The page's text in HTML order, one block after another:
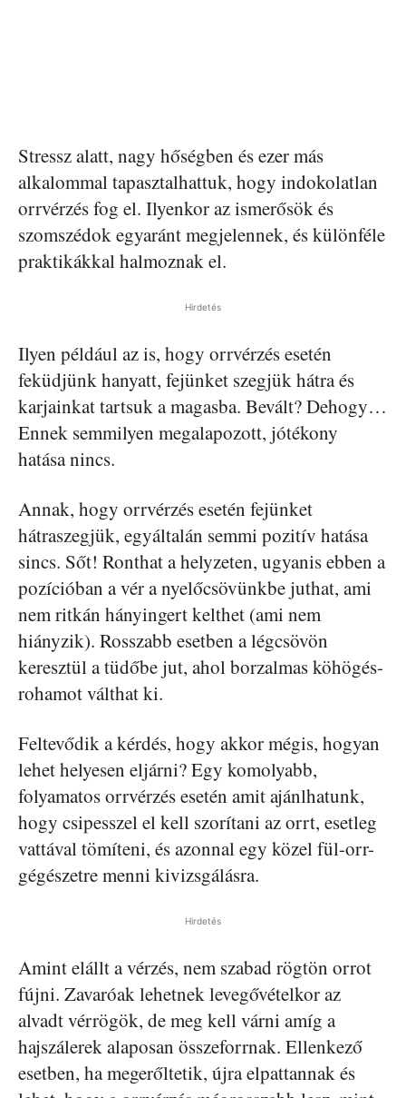
Stressz alatt, nagy hőségben és ezer más
alkalommal tapasztalhattuk, hogy indokolatlan
orrvérzés fog el. Ilyenkor az ismerősök és
szomszédok egyaránt megjelennek, és különféle
praktikákkal halmoznak el.
Hirdetés
Ilyen például az is, hogy orrvérzés esetén
feküdjünk hanyatt, fejünket szegjük hátra és
karjainkat tartsuk a magasba. Bevált? Dehogy…
Ennek semmilyen megalapozott, jótékony
hatása nincs.
Annak, hogy orrvérzés esetén fejünket
hátraszegjük, egyáltalán semmi pozitív hatása
sincs. Sőt! Ronthat a helyzeten, ugyanis ebben a
pozícióban a vér a nyelőcsövünkbe juthat, ami
nem ritkán hányingert kelthet (ami nem
hiányzik). Rosszabb esetben a légcsövön
keresztül a tüdőbe jut, ahol borzalmas köhögés-
rohamot válthat ki.
Feltevődik a kérdés, hogy akkor mégis, hogyan
lehet helyesen eljárni? Egy komolyabb,
folyamatos orrvérzés esetén amit ajánlhatunk,
hogy csipesszel el kell szorítani az orrt, esetleg
vattával tömíteni, és azonnal egy közel fül-orr-
gégészetre menni kivizsgálásra.
Hirdetés
Amint elállt a vérzés, nem szabad rögtön orrot
fújni. Zavaróak lehetnek levegővételkor az
alvadt vérrögök, de meg kell várni amíg a
hajszálerek alaposan összeforrnak. Ellenkező
esetben, ha megerőltetik, újra elpattannak és